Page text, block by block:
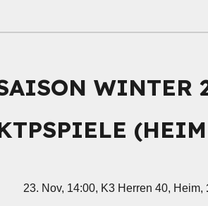
WINTER
23. Nov, 14:00, K3 Herren 40, Heim,